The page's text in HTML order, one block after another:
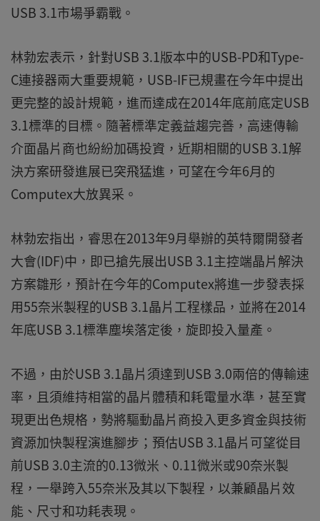
USB 3.1市場爭霸戰。
林勃宏表示，針對USB 3.1版本中的USB-PD和Type-
C連接器兩大重要規範，USB-IF已規畫在今年中提出
更完整的設計規範，進而達成在2014年底前底定USB
3.1標準的目標。隨著標準定義益趨完善，高速傳輸
介面晶片商也紛紛加碼投資，近期相關的USB 3.1解
決方案研發進展已突飛猛進，可望在今年6月的
Computex大放異采。
林勃宏指出，睿思在2013年9月舉辦的英特爾開發者
大會(IDF)中，即已搶先展出USB 3.1主控端晶片解決
方案雛形，預計在今年的Computex將進一步發表採
用55奈米製程的USB 3.1晶片工程樣品，並將在2014
年底USB 3.1標準塵埃落定後，旋即投入量產。
不過，由於USB 3.1晶片須達到USB 3.0兩倍的傳輸速
率，且須維持相當的晶片體積和耗電量水準，甚至實
現更出色規格，勢將驅動晶片商投入更多資金與技術
資源加快製程演進腳步；預估USB 3.1晶片可望從目
前USB 3.0主流的0.13微米、0.11微米或90奈米製
程，一舉跨入55奈米及其以下製程，以兼顧晶片效
能、尺寸和功耗表現。